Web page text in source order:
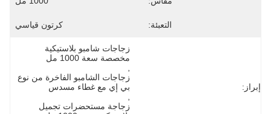
التعبئة: كرتون قياسي
إبراز:
مخصصة سعة 1000 مل
بي إي مع غطاء مسدس